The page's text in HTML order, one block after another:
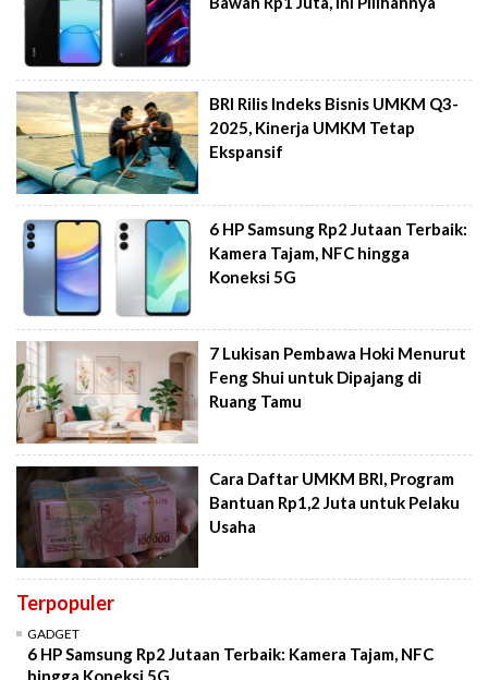
BRI Rilis Indeks Bisnis UMKM Q3-
2025, Kinerja UMKM Tetap
Ekspansif
6 HP Samsung Rp2 Jutaan Terbaik:
Kamera Tajam, NFC hingga
Koneksi 5G
7 Lukisan Pembawa Hoki Menurut
Feng Shui untuk Dipajang di
Ruang Tamu
Cara Daftar UMKM BRI, Program
Bantuan Rp1,2 Juta untuk Pelaku
Usaha
Terpopuler
GADGET
6 HP Samsung Rp2 Jutaan Terbaik: Kamera Tajam, NFC
hingga Koneksi 5G